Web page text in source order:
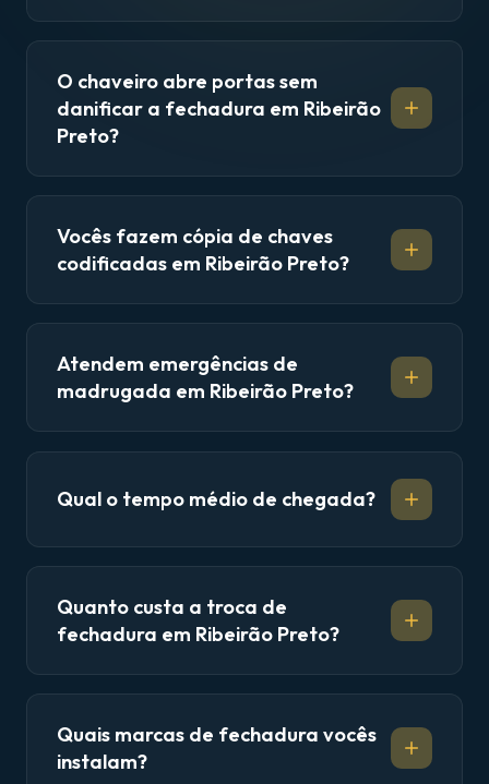
O chaveiro abre portas sem
danificar a fechadura em Ribeirão
Preto?
Vocês fazem cópia de chaves
codificadas em Ribeirão Preto?
Atendem emergências de
madrugada em Ribeirão Preto?
Qual o tempo médio de chegada?
Quanto custa a troca de
fechadura em Ribeirão Preto?
Quais marcas de fechadura vocês
instalam?